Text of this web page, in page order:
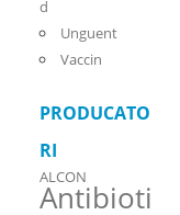
d
Unguent
Vaccin
PRODUCATO
RI
ALCON
Antibioti